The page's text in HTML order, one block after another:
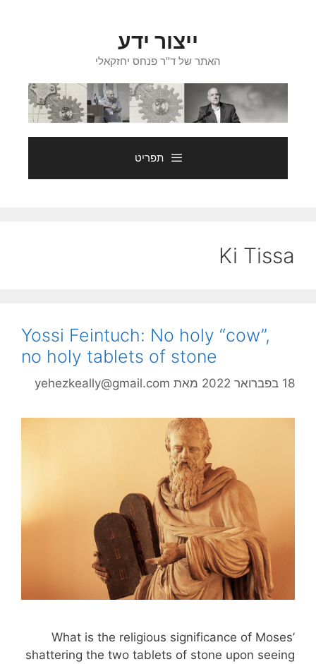
ייצור ידע
האתר של ד"ר פנחס יחזקאלי
תפריט
Ki Tissa
Yossi Feintuch: No holy “cow”,
no holy tablets of stone
18 בפברואר 2022 מאת yehezkeally@gmail.com
What is the religious significance of Moses’
shattering the two tablets of stone upon seeing